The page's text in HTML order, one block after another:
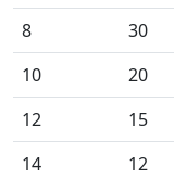
8
30
10
20
12
15
14
12